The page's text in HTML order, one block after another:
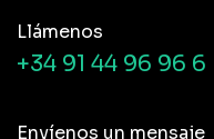
Llámenos
+34 91 44 96 96 6
Envíenos un mensaje